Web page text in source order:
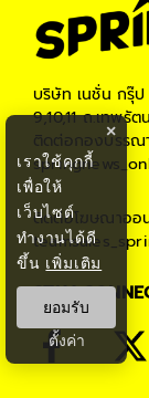
บริษัท เนชั่น กรุ๊
9,10,11 ถ.เทพรั
ติดต่อกองบรรณ
ติดต่อโฆษณาออ
STAY
×
เราใช้คุกกี้
เพื่อให้
เว็บไซต์
ทำงานได้ดี
ขึ้น เพิ่มเติม
ยอมรับ
ตั้งค่า